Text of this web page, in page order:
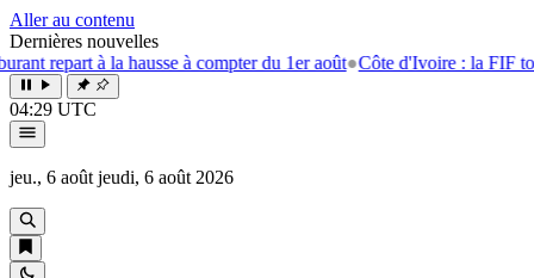
Aller au contenu
Dernières nouvelles
à la hausse à compter du 1er août●Côte d'Ivoire : la FIF tourne
04:29 UTC
jeu., 6 août jeudi, 6 août 2026